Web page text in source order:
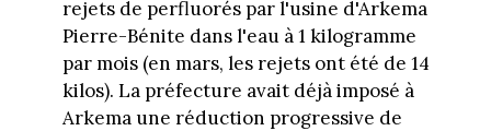
rejets de perfluorés par l'usine d'Arkema
Pierre-Bénite dans l'eau à 1 kilogramme
par mois (en mars, les rejets ont été de 14
kilos). La préfecture avait déjà imposé à
Arkema une réduction progressive de